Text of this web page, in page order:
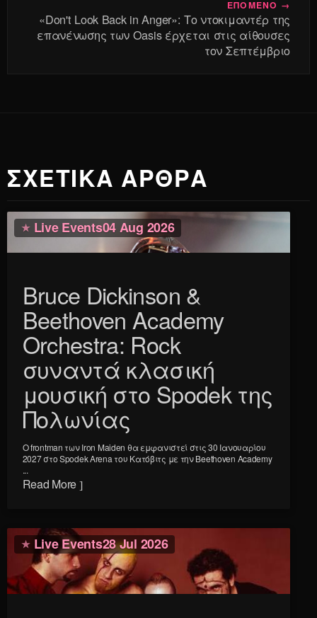
ΕΠΟΜΕΝΟ →
«Don't Look Back in Anger»: Το ντοκιμαντέρ της
επανένωσης των Oasis έρχεται στις αίθουσες
τον Σεπτέμβριο
ΣΧΕΤΙΚΑ ΑΡΘΡΑ
Live Events04 Aug 2026
Bruce Dickinson &
Beethoven Academy
Orchestra: Rock
συναντά κλασική
μουσική στο Spodek της
Πολωνίας
Ο frontman των Iron Maiden θα εμφανιστεί στις 30 Ιανουαρίου
2027 στο Spodek Arena του Κατόβιτς με την Beethoven Academy
...
Read More
Live Events28 Jul 2026